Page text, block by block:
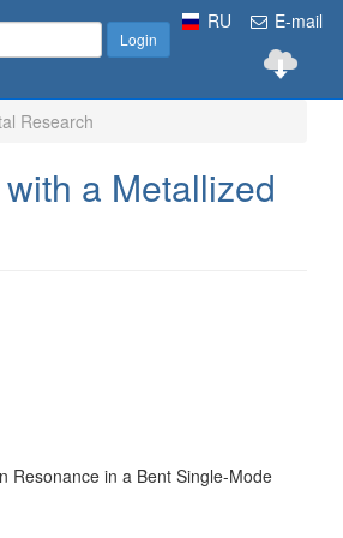
E-mail
RU
Login
Research
a Metallized
Resonance in a Bent Single-Mode